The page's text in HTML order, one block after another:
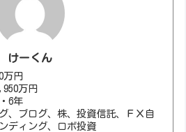
けーくん
万円
万円
6年
、ブログ、株、投資信託、ＦＸ自
ディング、ロボ投資